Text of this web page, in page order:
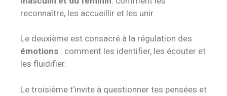
reconnaître, les accueillir et les unir.
Le deuxième est consacré à la régulation des
émotions : comment les identifier, les écouter et
les fluidifier.
Le troisième t’invite à questionner tes pensées et